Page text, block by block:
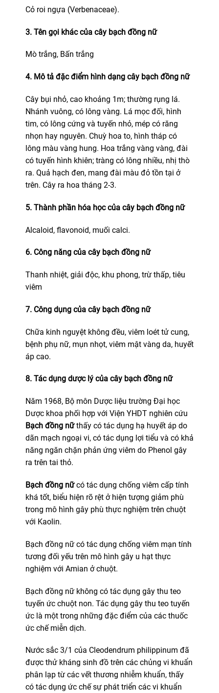
Cỏ roi ngựa (Verbenaceae).
3. Tên gọi khác của cây bạch đồng nữ
Mò trắng, Bấn trắng
4. Mô tả đặc điểm hình dạng cây bạch đồng nữ
Cây bụi nhỏ, cao khoảng 1m; thường rụng lá.
Nhánh vuông, có lông vàng. Lá mọc đối, hình
tim, có lông cứng và tuyến nhỏ, mép có răng
nhọn hay nguyên. Chuỳ hoa to, hình tháp có
lông màu vàng hung. Hoa trắng vàng vàng, đài
có tuyến hình khiên; tràng có lông nhiều, nhị thò
ra. Quả hạch đen, mang đài màu đỏ tồn tại ở
trên. Cây ra hoa tháng 2-3.
5. Thành phần hóa học của cây bạch đồng nữ
Alcaloid, flavonoid, muối calci.
6. Công năng của cây bạch đồng nữ
Thanh nhiệt, giải độc, khu phong, trừ thấp, tiêu
viêm
7. Công dụng của cây bạch đồng nữ
Chữa kinh nguyệt không đều, viêm loét tử cung,
bệnh phụ nữ, mụn nhọt, viêm mật vàng da, huyết
áp cao.
8. Tác dụng dược lý của cây bạch đồng nữ
Năm 1968, Bộ môn Dược liệu trường Đại học
Dược khoa phối hợp với Viện YHDT nghiên cứu
Bạch đồng nữthấy có tác dụng hạ huyết áp do
dãn mạch ngoại vi, có tác dụng lợi tiểu và có khả
năng ngăn chặn phản ứng viêm do Phenol gây
ra trên tai thỏ.
Bạch đồng nữcó tác dụng chống viêm cấp tính
khá tốt, biểu hiện rõ rệt ở hiện tượng giảm phù
trong mô hình gây phù thực nghiệm trên chuột
với Kaolin.
Bạch đồng nữ có tác dụng chống viêm mạn tính
tương đối yếu trên mô hình gây u hạt thực
nghiệm với Amian ở chuột.
Bạch đồng nữ không có tác dụng gây thu teo
tuyến ức chuột non. Tác dụng gây thu teo tuyến
ức là một trong những đặc điểm của các thuốc
ức chế miễn dịch.
Nước sắc 3/1 của Cleodendrum philippinum đã
được thử kháng sinh đồ trên các chủng vi khuẩn
phân lạp từ các vết thương nhiễm khuẩn, thấy
có tác dụng ức chế sự phát triển các vi khuẩn